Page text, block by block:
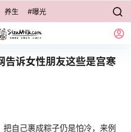
养生 #曝光
告诉女性朋友这些是宫寒
自己裹成粽子仍是怕冷，来例